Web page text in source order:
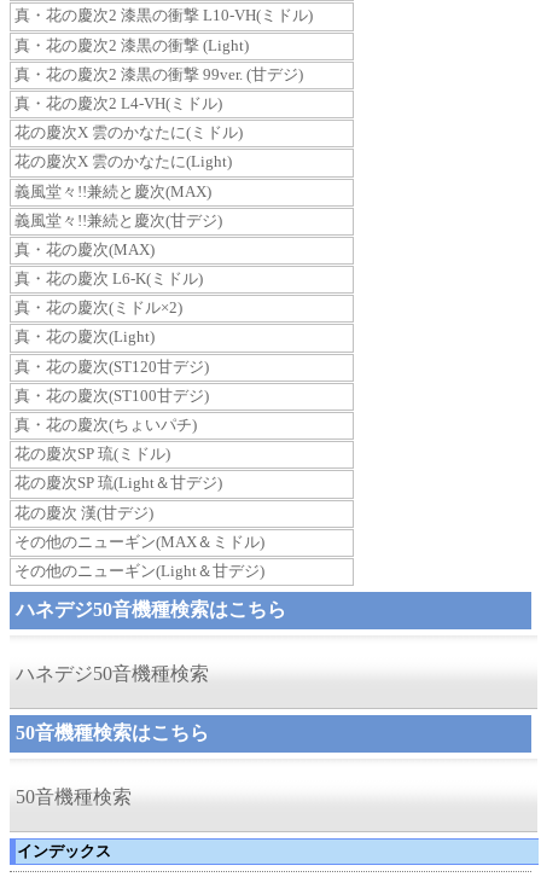
真・花の慶次2 漆黒の衝撃 L10-VH(ミドル)
真・花の慶次2 漆黒の衝撃 (Light)
真・花の慶次2 漆黒の衝撃 99ver. (甘デジ)
真・花の慶次2 L4-VH(ミドル)
花の慶次X 雲のかなたに(ミドル)
花の慶次X 雲のかなたに(Light)
義風堂々!!兼続と慶次(MAX)
義風堂々!!兼続と慶次(甘デジ)
真・花の慶次(MAX)
真・花の慶次 L6-K(ミドル)
真・花の慶次(ミドル×2)
真・花の慶次(Light)
真・花の慶次(ST120甘デジ)
真・花の慶次(ST100甘デジ)
真・花の慶次(ちょいパチ)
花の慶次SP 琉(ミドル)
花の慶次SP 琉(Light＆甘デジ)
花の慶次 漢(甘デジ)
その他のニューギン(MAX＆ミドル)
その他のニューギン(Light＆甘デジ)
ハネデジ50音機種検索はこちら
ハネデジ50音機種検索
50音機種検索はこちら
50音機種検索
インデックス